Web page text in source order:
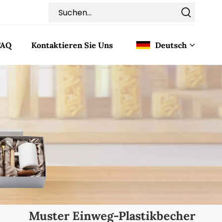
Kontaktieren Sie Uns Deutsch
English
Français
Español
Muster Einweg-Plastikbecher